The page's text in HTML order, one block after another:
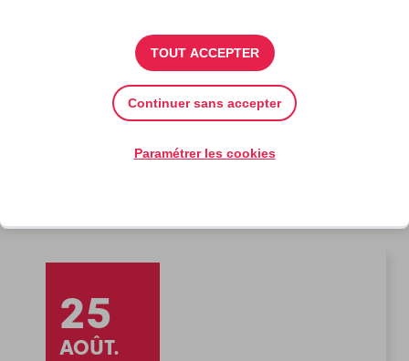
Formation pro : Utiliser la
découpe laser au service de
maquettes d’architecture et
d’urbanisme
Organisé par PING
25
AOÛT.
TOUT ACCEPTER
Continuer sans accepter
Paramétrer les cookies